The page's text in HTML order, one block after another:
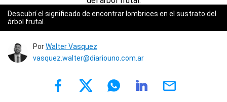
Descubrí el significado de encontrar lombrices en el sustrato del
árbol frutal.
PorWalter Vasquez
vasquez.walter@diariouno.com.ar